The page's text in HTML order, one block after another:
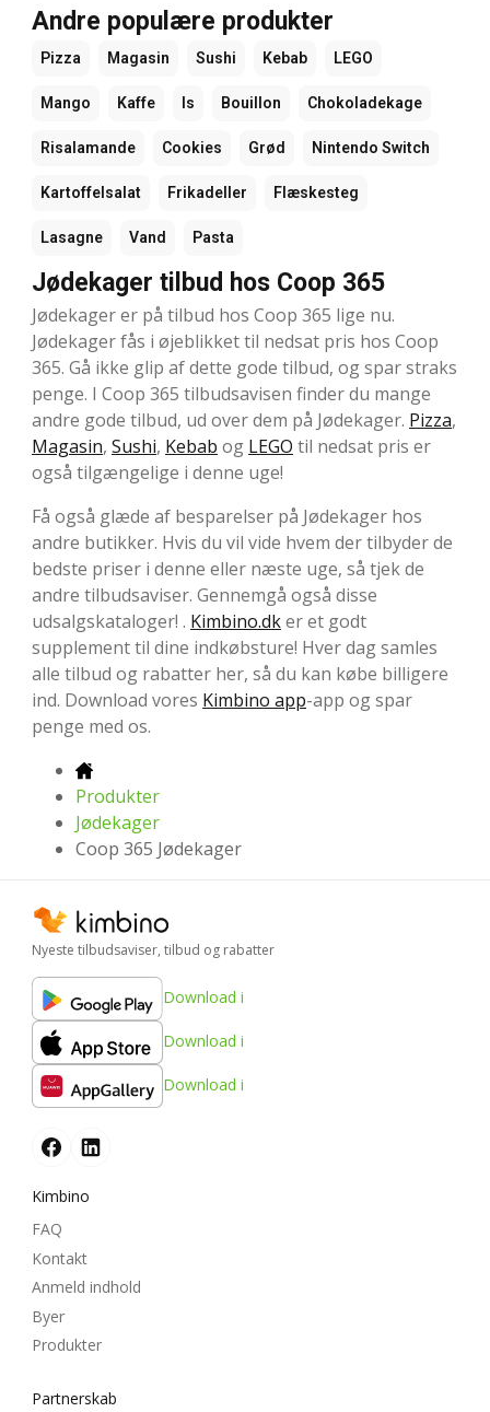
Andre populære produkter
Pizza Magasin Sushi Kebab LEGO
Mango Kaffe Is Bouillon Chokoladekage
Risalamande Cookies Grød Nintendo Switch
Kartoffelsalat Frikadeller Flæskesteg
Lasagne Vand Pasta
Jødekager tilbud hos Coop 365
Jødekager er på tilbud hos Coop 365 lige nu.
Jødekager fås i øjeblikket til nedsat pris hos Coop
365. Gå ikke glip af dette gode tilbud, og spar straks
penge. I Coop 365 tilbudsavisen finder du mange
andre gode tilbud, ud over dem på Jødekager. Pizza,
Magasin, Sushi, Kebab og LEGO til nedsat pris er
også tilgængelige i denne uge!
Få også glæde af besparelser på Jødekager hos
andre butikker. Hvis du vil vide hvem der tilbyder de
bedste priser i denne eller næste uge, så tjek de
andre tilbudsaviser. Gennemgå også disse
udsalgskataloger! . Kimbino.dker et godt
supplement til dine indkøbsture! Hver dag samles
alle tilbud og rabatter her, så du kan købe billigere
ind. Download vores Kimbino app-app og spar
penge med os.
Produkter
Jødekager
Coop 365 Jødekager
Nyeste tilbudsaviser, tilbud og rabatter
Download i
Download i
Download i
Kimbino
FAQ
Kontakt
Anmeld indhold
Byer
Produkter
Partnerskab